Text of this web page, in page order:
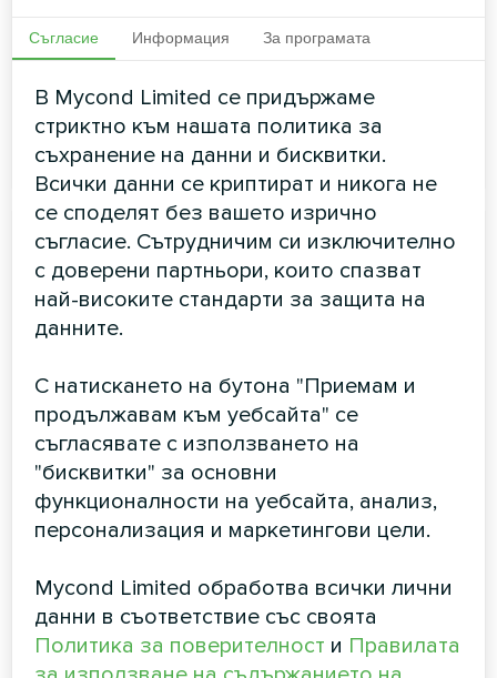
Дебит на въздушния поток:
1250 ... 4000 м3/
ПРОЧЕТЕТЕ ПОВЕЧЕ
Вентилационна система
BreezMe серия HP
Mycond BreezMe HP с вградена термопомпа е
фабрично подготвено устройство с обратима
термопомпена система. Правилната конфигурация на
ротационния топлообменник, комбиниран с
рекуперация на топлина, осигуряваща оптимална
ефективност както при отопление, така и при
охлаждане. Оборудването включва също EC мотори,
Mini-Pleat или джобни филтри и интегрирана
Съгласие Информация За програмата
В Mycond Limited се придържаме
стриктно към нашата политика за
съхранение на данни и бисквитки.
Всички данни се криптират и никога не
се споделят без вашето изрично
съгласие. Сътрудничим си изключително
с доверени партньори, които спазват
най-високите стандарти за защита на
данните.
С натискането на бутона "Приемам и
продължавам към уебсайта" се
съгласявате с използването на
"бисквитки" за основни
функционалности на уебсайта, анализ,
персонализация и маркетингови цели.
Mycond Limited обработва всички лични
данни в съответствие със своята
Политика за поверителност и Правилата